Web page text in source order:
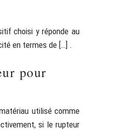
choisi y réponde au
en termes de […] .
pour
utilisé comme
si le rupteur